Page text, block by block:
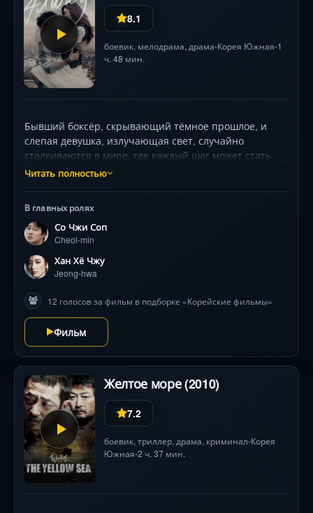
8.1
боевик, мелодрама,драма•Корея Южная•1
ч. 48 мин.
Бывший боксёр, скрывающий тёмное прошлое, и
слепая девушка, излучающая свет, случайно
сталкиваются в мире, где каждый шаг может стать
роковым. Их хрупкая связь превращается в битву за
Сопа и Хан Хё Джу завораживает химией, а камерные
диалоги и визуальная поэзия подчёркивают контраст
между болью и нежностью.
Читать полностью
В главных ролях
Со Чжи Соп
Cheol-min
Хан Хё Чжу
Jeong-hwa
12 голосов за фильм в подборке «Корейские фильмы»
Фильм
Желтое море (2010)
7.2
боевик, триллер, драма, криминал•Корея
Южная•2 ч. 37 мин.